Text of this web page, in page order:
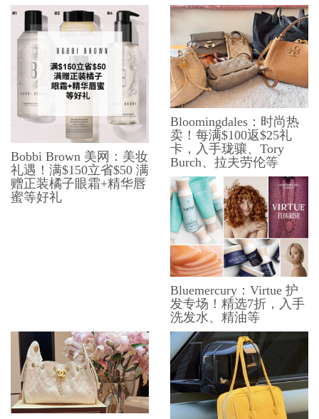
Bobbi Brown 美网：美妆
礼遇！满$150立省$50 满
赠正装橘子眼霜+精华唇
蜜等好礼
Bloomingdales：时尚热
卖！每满$100返$25礼
卡，入手珑骧、Tory
Burch、拉夫劳伦等
Bluemercury：Virtue 护
发专场！精选7折，入手
洗发水、精油等